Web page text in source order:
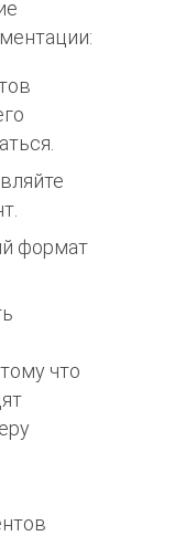
формат
что